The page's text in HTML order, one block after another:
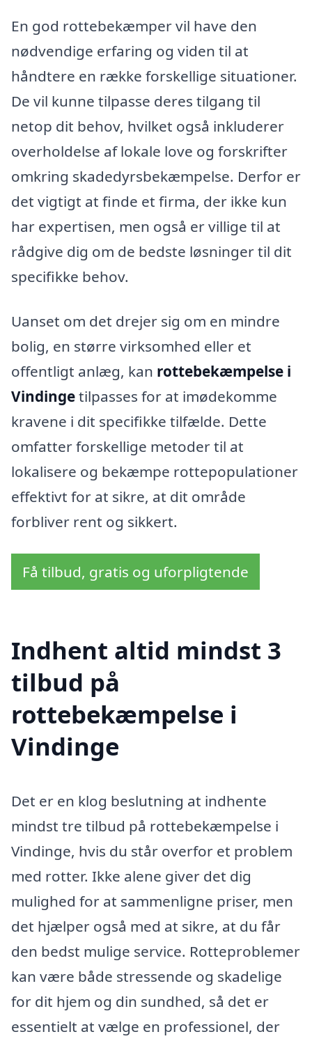
En god rottebekæmper vil have den
nødvendige erfaring og viden til at
håndtere en række forskellige situationer.
De vil kunne tilpasse deres tilgang til
netop dit behov, hvilket også inkluderer
overholdelse af lokale love og forskrifter
omkring skadedyrsbekæmpelse. Derfor er
det vigtigt at finde et firma, der ikke kun
har expertisen, men også er villige til at
rådgive dig om de bedste løsninger til dit
specifikke behov.
Uanset om det drejer sig om en mindre
bolig, en større virksomhed eller et
offentligt anlæg, kan rottebekæmpelse i
Vindingetilpasses for at imødekomme
kravene i dit specifikke tilfælde. Dette
omfatter forskellige metoder til at
lokalisere og bekæmpe rottepopulationer
effektivt for at sikre, at dit område
forbliver rent og sikkert.
Få tilbud, gratis og uforpligtende
Indhent altid mindst 3
tilbud på
rottebekæmpelse i
Vindinge
Det er en klog beslutning at indhente
mindst tre tilbud på rottebekæmpelse i
Vindinge, hvis du står overfor et problem
med rotter. Ikke alene giver det dig
mulighed for at sammenligne priser, men
det hjælper også med at sikre, at du får
den bedst mulige service. Rotteproblemer
kan være både stressende og skadelige
for dit hjem og din sundhed, så det er
essentielt at vælge en professionel, der